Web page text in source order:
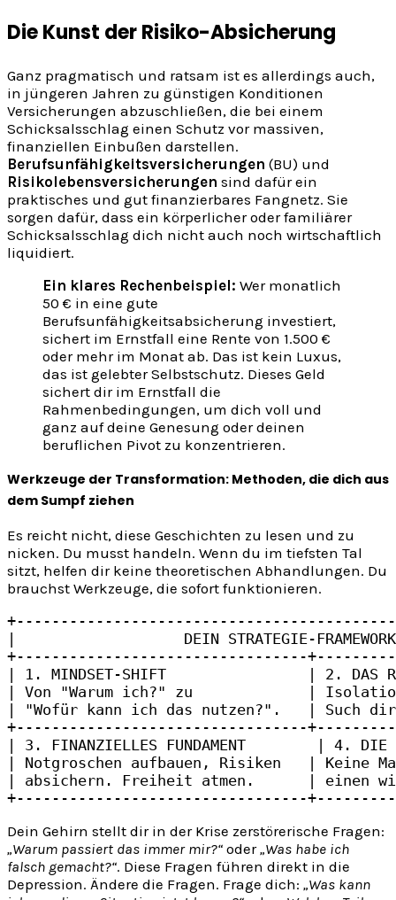
Die Kunst der Risiko-Absicherung
Ganz pragmatisch und ratsam ist es allerdings auch,
in jüngeren Jahren zu günstigen Konditionen
Versicherungen abzuschließen, die bei einem
Schicksalsschlag einen Schutz vor massiven,
finanziellen Einbußen darstellen.
Berufsunfähigkeitsversicherungen (BU) und
Risikolebensversicherungen sind dafür ein
praktisches und gut finanzierbares Fangnetz. Sie
sorgen dafür, dass ein körperlicher oder familiärer
Schicksalsschlag dich nicht auch noch wirtschaftlich
liquidiert.
Ein klares Rechenbeispiel: Wer monatlich
50 € in eine gute
Berufsunfähigkeitsabsicherung investiert,
sichert im Ernstfall eine Rente von 1.500 €
oder mehr im Monat ab. Das ist kein Luxus,
das ist gelebter Selbstschutz. Dieses Geld
sichert dir im Ernstfall die
Rahmenbedingungen, um dich voll und
ganz auf deine Genesung oder deinen
beruflichen Pivot zu konzentrieren.
Werkzeuge der Transformation: Methoden, die dich aus
dem Sumpf ziehen
Es reicht nicht, diese Geschichten zu lesen und zu
nicken. Du musst handeln. Wenn du im tiefsten Tal
sitzt, helfen dir keine theoretischen Abhandlungen. Du
brauchst Werkzeuge, die sofort funktionieren.
|                   DEIN STRATEGIE-
+---------------------------------
| 1. MINDSET-SHIFT                | 2. DAS
| Von "Warum ich?" zu             |
| "Wofür kann ich das nutzen?".   | Such dir
+---------------------------------
| 3. FINANZIELLES FUNDAMENT        | 4. DIE
| Notgroschen aufbauen, Risiken   | Keine
| absichern. Freiheit atmen.      | einen
Dein Gehirn stellt dir in der Krise zerstörerische Fragen:
„Warum passiert das immer mir?“ oder„Was habe ich
falsch gemacht?“. Diese Fragen führen direkt in die
Depression. Ändere die Fragen. Frage dich: „Was kann